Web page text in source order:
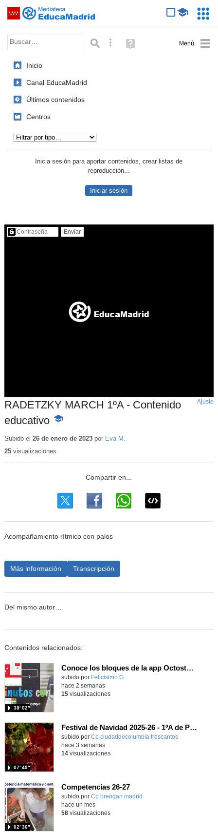
Saltar navegación
Palabra o frase: Búsqueda avanzada
Ayuda
(en
Inicio
Canal EducaMadrid
Últimos contenidos
Centros
Inicia sesión para aportar contenidos, crear listas de
reproducción...
Iniciar sesión
Contenido protegido…
RADETZKY MARCH 1ºA - Contenido
educativo -
educativo
Ajuste
Subido el 26 de enero de 2023por Eva M.
25visualizaciones
Acompañamiento rítmico con palos
Más información Transcripción
Del mismo autor…
Contenidos relacionados:
Conoce los bloques de la app Octostudio, gratuito, offline y para tu tablet y móvil - Contenido educativo
Contenido educativo.
subido por Felicisimo G.
38′ 02″
hace 2 semanas
15visualizaciones
Festival de Navidad 2025-26 - 1ºA de Primaria
subido por Cp ciudaddecolumbia trescantos
07′ 49″
-
hace 3 semanas
14visualizaciones
Competencias 26-27- Contenido educativo
Contenido educativo.
subido por Cp breogan madrid
02′ 36″
hace un mes
58visualizaciones